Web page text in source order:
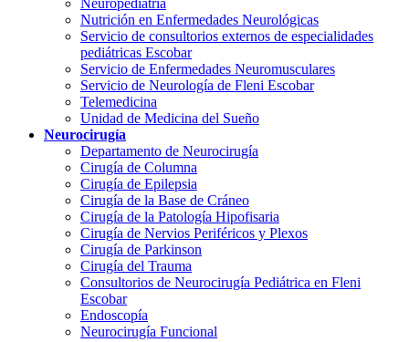
Neuropediatría
Nutrición en Enfermedades Neurológicas
Servicio de consultorios externos de especialidades
pediátricas Escobar
Servicio de Enfermedades Neuromusculares
Servicio de Neurología de Fleni Escobar
Telemedicina
Unidad de Medicina del Sueño
Neurocirugía
Departamento de Neurocirugía
Cirugía de Columna
Cirugía de Epilepsia
Cirugía de la Base de Cráneo
Cirugía de la Patología Hipofisaria
Cirugía de Nervios Periféricos y Plexos
Cirugía de Parkinson
Cirugía del Trauma
Consultorios de Neurocirugía Pediátrica en Fleni
Escobar
Endoscopía
Neurocirugía Funcional